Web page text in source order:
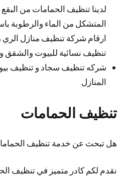
لدينا تنظيف الحمامات من
المتشكل من الماء والرطوبة
ارقام شركة تنظيف منازل الري
تنظيف نسائية للبيوت والشقق
شركه تنظيف سجاد و تنظيف
المنازل
تنظيف الحمامات
هل تبحث عن خدمة تنظيف
نقدم لكم كادر متميز في تنظيف